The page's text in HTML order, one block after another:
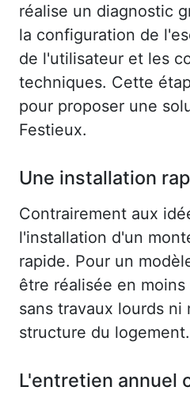
réalise un diagnostic
la configuration de
de l'utilisateur et les
techniques. Cette
pour proposer une
Festieux.
Une installation
Contrairement aux
l'installation d'un
rapide. Pour un
être réalisée en
sans travaux lourds ni
structure du logement.
L'entretien annuel